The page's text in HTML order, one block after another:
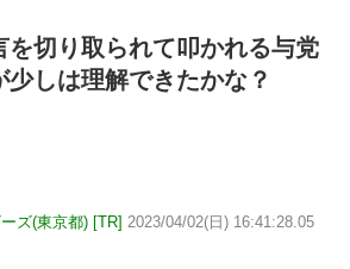
を切り取られて叩かれる与党
しは理解できたかな？
ズ(東京都) [TR] 2023/04/02(日) 16:41:28.05